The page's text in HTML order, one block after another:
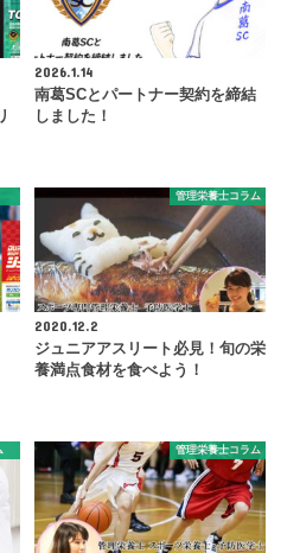
2026.1.14
南葛SCとパートナー契約を締結
しました！
管理栄養士コラム
2020.12.2
ジュニアアスリート必見！旬の栄
養満点食材を食べよう！
管理栄養士コラム